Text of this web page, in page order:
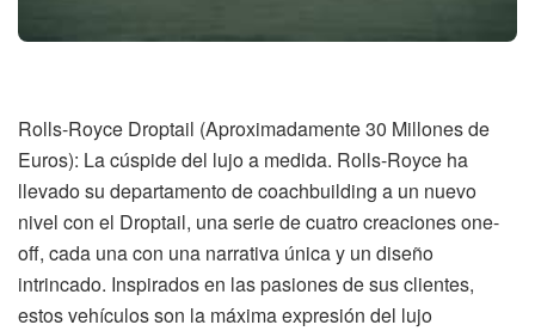
Rolls-Royce Droptail (Aproximadamente 30 Millones de
Euros): La cúspide del lujo a medida. Rolls-Royce ha
llevado su departamento de coachbuilding a un nuevo
nivel con el Droptail, una serie de cuatro creaciones one-
off, cada una con una narrativa única y un diseño
intrincado. Inspirados en las pasiones de sus clientes,
estos vehículos son la máxima expresión del lujo